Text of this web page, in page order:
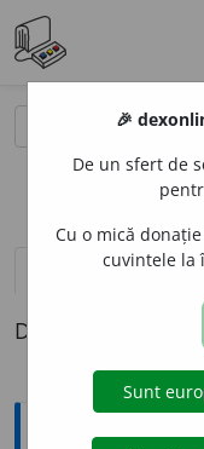
definiții (1)
Definiția cu ID-ul
Explicative
🎉
De un sfert de
Cu o mică
cuvintele la